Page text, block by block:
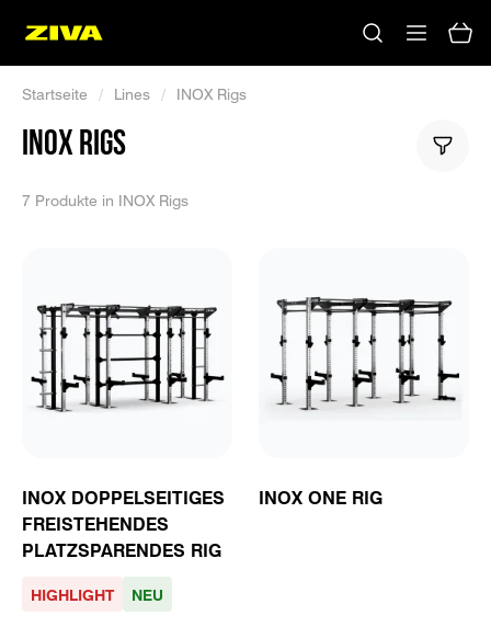
Keine Ergebnisse
Startseite / Lines / INOX Rigs
INOX RIGS
7 Produkte in INOX Rigs
INOX DOPPELSEITIGES
FREISTEHENDES
PLATZSPARENDES RIG
HIGHLIGHT NEU
INOX ONE RIG